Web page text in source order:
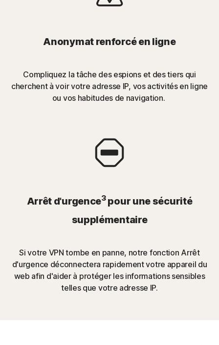
Anonymat renforcé en ligne
Compliquez la tâche des espions et des tiers qui
cherchent à voir votre adresse IP, vos activités en ligne
ou vos habitudes de navigation.
Arrêt d'urgence3pour une sécurité
supplémentaire
Si votre VPN tombe en panne, notre fonction Arrêt
d'urgence déconnectera rapidement votre appareil du
web afin d'aider à protéger les informations sensibles
telles que votre adresse IP.